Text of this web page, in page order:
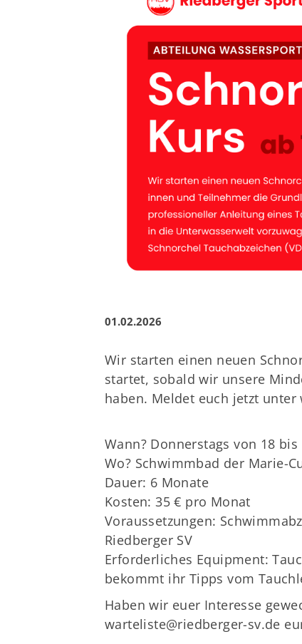
01.02.2026
Wir starten einen neuen
startet, sobald wir unsere
haben. Meldet euch jetzt unter
Wann? Donnerstags von 18 bis
Wo? Schwimmbad der Marie-
Dauer: 6 Monate
Kosten: 35 € pro Monat
Voraussetzungen:
Riedberger SV
Erforderliches Equipment:
bekommt ihr Tipps vom
Haben wir euer Interesse
warteliste@riedberger-sv.de